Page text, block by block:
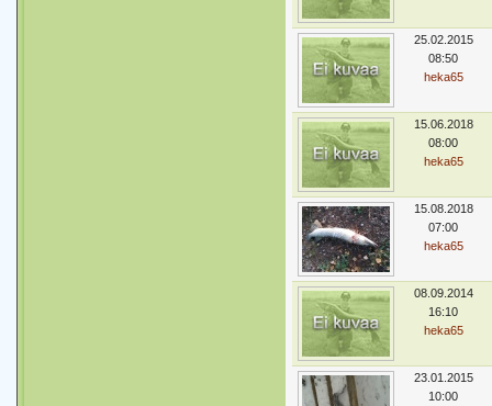
25.02.2015
08:50
heka65
15.06.2018
08:00
heka65
15.08.2018
07:00
heka65
08.09.2014
16:10
heka65
23.01.2015
10:00